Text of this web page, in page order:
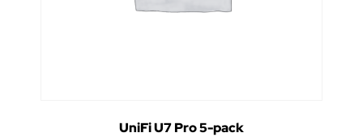
UniFi U7 Pro 5-pack